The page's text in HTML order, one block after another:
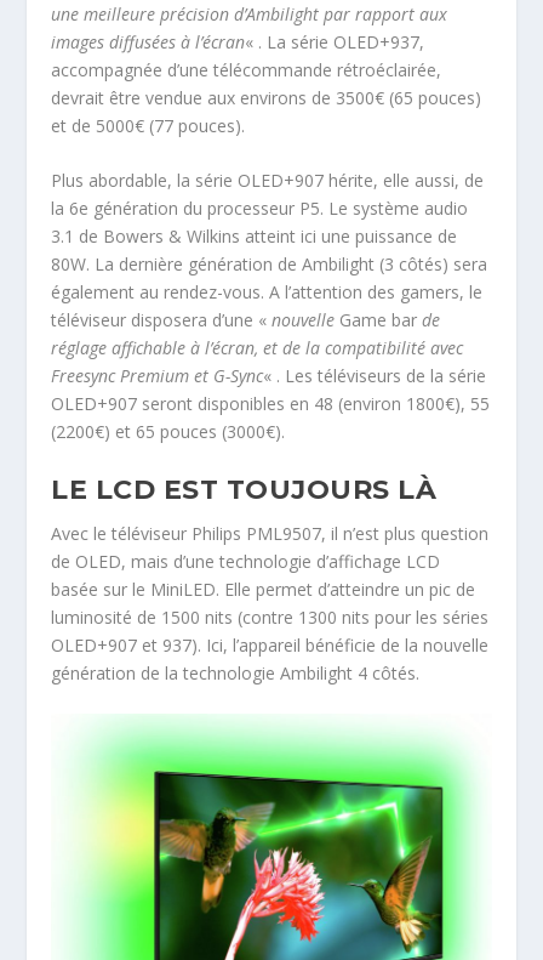
une meilleure précision d’Ambilight par rapport aux
images diffusées à l’écran« . La série OLED+937,
accompagnée d’une télécommande rétroéclairée,
devrait être vendue aux environs de 3500€ (65 pouces)
et de 5000€ (77 pouces).
Plus abordable, la série OLED+907 hérite, elle aussi, de
la 6e génération du processeur P5. Le système audio
3.1 de Bowers & Wilkins atteint ici une puissance de
80W. La dernière génération de Ambilight (3 côtés) sera
également au rendez-vous. A l’attention des gamers, le
téléviseur disposera d’une «nouvelle Game bar de
réglage affichable à l’écran, et de la compatibilité avec
Freesync Premium et G-Sync« . Les téléviseurs de la série
OLED+907 seront disponibles en 48 (environ 1800€), 55
(2200€) et 65 pouces (3000€).
LE LCD EST TOUJOURS LÀ
Avec le téléviseur Philips PML9507, il n’est plus question
de OLED, mais d’une technologie d’affichage LCD
basée sur le MiniLED. Elle permet d’atteindre un pic de
luminosité de 1500 nits (contre 1300 nits pour les séries
OLED+907 et 937). Ici, l’appareil bénéficie de la nouvelle
génération de la technologie Ambilight 4 côtés.